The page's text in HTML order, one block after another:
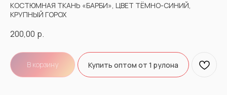
КОСТЮМНАЯ ТКАНЬ «БАРБИ», ЦВЕТ ТЁМНО-СИНИЙ,
КРУПНЫЙ ГОРОХ
200,00 р.
В корзину Купить оптом от 1 рулона